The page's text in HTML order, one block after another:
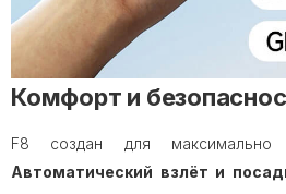
Комфорт и
F8 создан для максимально
Автоматический взлёт и